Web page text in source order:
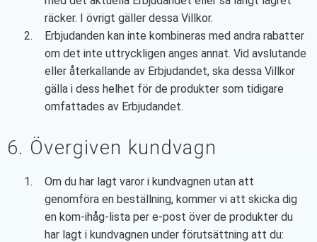
räcker. I övrigt gäller dessa Villkor.
Erbjudanden kan inte kombineras med andra rabatter
om det inte uttryckligen anges annat. Vid avslutande
eller återkallande av Erbjudandet, ska dessa Villkor
gälla i dess helhet för de produkter som tidigare
omfattades av Erbjudandet.
6. Övergiven kundvagn
Om du har lagt varor i kundvagnen utan att
genomföra en beställning, kommer vi att skicka dig
en kom-ihåg-lista per e-post över de produkter du
har lagt i kundvagnen under förutsättning att du: